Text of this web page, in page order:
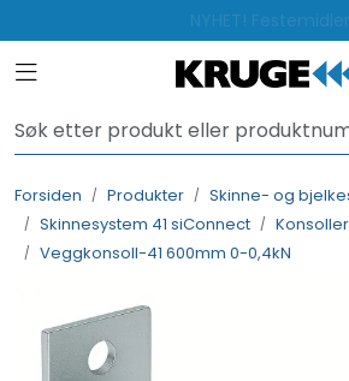
Toggle navigation
Forsiden Produkter
Skinne- og
Skinnesystem 41 siConnect
Konsoller
Veggkonsoll-41 600mm 0-0,4kN
Rådgivning
Kontakt oss